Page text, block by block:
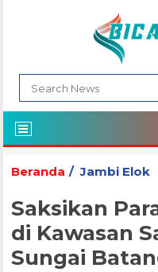
Beranda Jambi Elok
Saksikan
di Kawasan
Sungai